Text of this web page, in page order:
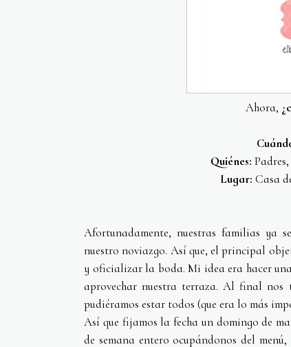
Ahora,
Quiénes:
Lugar: Casa
Afortunadamente, nuestras familias ya
nuestro noviazgo. Así que, el principal
y oficializar la boda. Mi idea era hacer
aprovechar nuestra terraza. Al final nos
pudiéramos estar todos (que era lo más
Así que fijamos la fecha un domingo de
de semana entero ocupándonos del